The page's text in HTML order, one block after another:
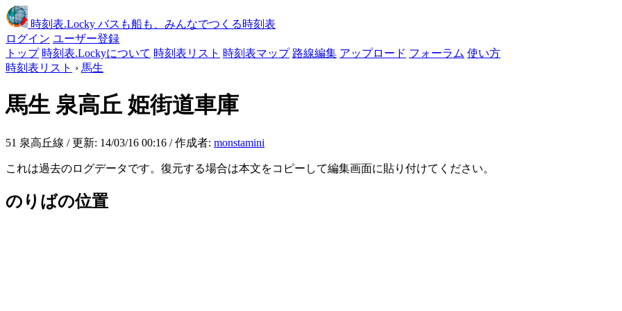
時刻表.Locky バスも船も、みんなでつくる時刻表
ログイン ユーザー登録
トップ 時刻表.Lockyについて 時刻表リスト 時刻表マップ 路線編集 アップロード フォーラム 使い方
時刻表リスト › 馬生
馬生 泉高丘 姫街道車庫
51 泉高丘線 / 更新: 14/03/16 00:16 / 作成者: monstamini
これは過去のログデータです。復元する場合は本文をコピーして編集画面に貼り付けてください。
のりばの位置